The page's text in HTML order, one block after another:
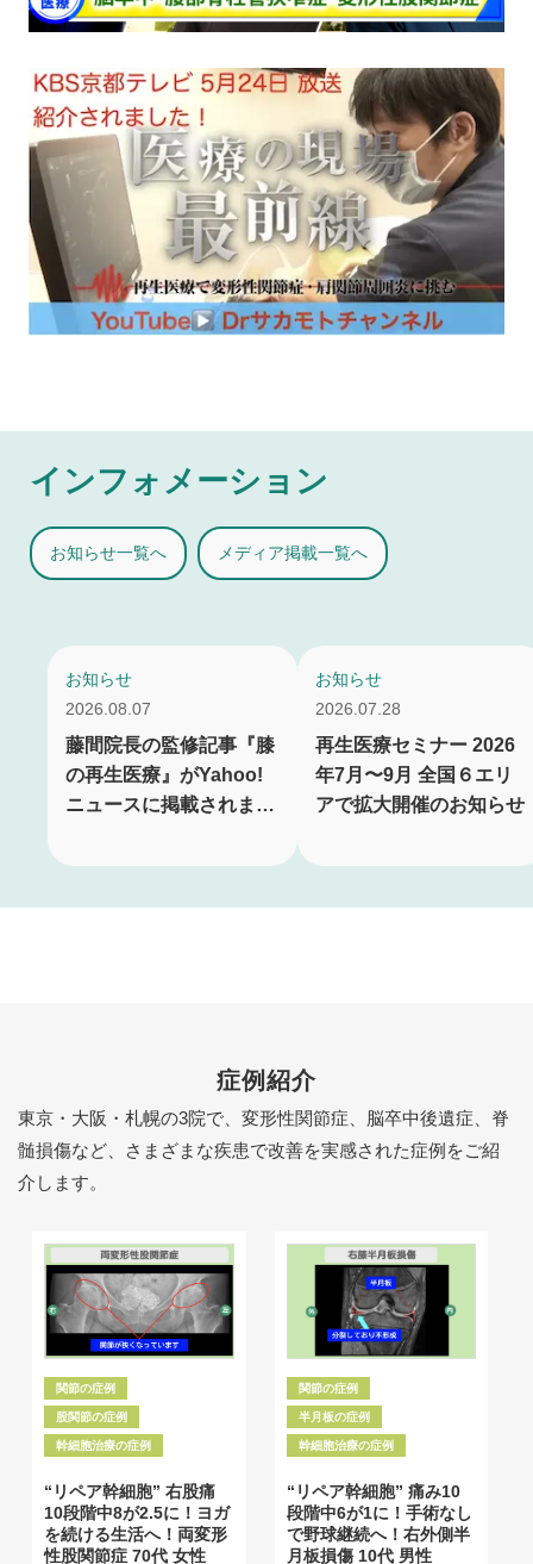
インフォメーション
お知らせ一覧へ メディア掲載一覧へ
お知らせ
2026.08.07
藤間院長の監修記事『膝
の再生医療』がYahoo!
ニュースに掲載されまし
お知らせ
2026.07.28
再生医療セミナー 2026
年7月〜9月 全国６エリ
アで拡大開催のお知らせ
症例紹介
東京・大阪・札幌の3院で、変形性関節症、脳卒中後遺症、脊
髄損傷など、さまざまな疾患で改善を実感された症例をご紹
介します。
関節の症例
股関節の症例
幹細胞治療の症例
“リペア幹細胞” 右股痛
10段階中8が2.5に！ヨガ
を続ける生活へ！両変形
性股関節症 70代 女性
関節の症例
半月板の症例
幹細胞治療の症例
“リペア幹細胞” 痛み10
段階中6が1に！手術なし
で野球継続へ！右外側半
月板損傷 10代 男性